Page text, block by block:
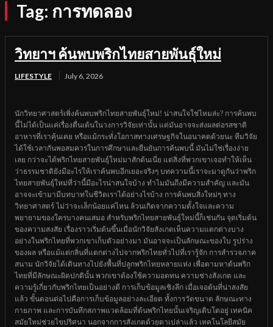
Tag: การทดลอง
วิทยาฯ ค้นพบพริกไทยสายพันธุ์ใหม่
LIFESTYLE July 6, 2026
นักวิทยาศาสตร์เพิ่งค้นพบพริกไทยสายพันธุ์ใหม่! น่าสนใจใช่ไหมล่ะ? การค้นพบ
นี้ไม่ได้เป็นแค่เรื่องตื่นเต้นในวงการวิจัยเท่านั้น แต่มันอาจจะส่งผลต่อรสชาติ
อาหารที่เราคุ้นเคย หรือแม้กระทั่งโอกาสทางเศรษฐกิจในอนาคตด้วยนะ ทีมวิจัย
ได้ใช้เวลากันพอสมควรในการศึกษาและยืนยันการค้นพบนี้ มันไม่ใช่เรื่องง่าย
เลย กว่าจะได้พริกไทยสายพันธุ์ใหม่มาสักต้นเนี่ย แต่สิ่งที่พวกเขาเจอทำให้เห็น
ว่าธรรมชาติยังมีอะไรให้เราค้นพบอีกเยอะจริงๆ บทความนี้เราจะมาดูกันว่าพริก
ไทยสายพันธุ์ใหม่ที่ว่านี้มีอะไรน่าสนใจบ้าง ทำไมมันถึงมีความสำคัญ และมัน
อาจจะเข้ามามีบทบาทในชีวิตเราได้อย่างไรบ้าง การค้นพบสิ่งใหม่ๆ ทาง
วิทยาศาสตร์ ไม่ว่าจะเล็กน้อยแค่ไหน ล้วนเกิดจากความตั้งใจและความ
พยายามของใครบางคนเสมอ สำหรับพริกไทยสายพันธุ์ใหม่นี้ก็เช่นกัน จุดเริ่มต้น
ของความสงสัย เรื่องราวเริ่มต้นขึ้นเมื่อนักวิจัยสังเกตเห็นความแตกต่างบาง
อย่างในพริกไทยที่พวกเขาเก็บตัวอย่างมา มันอาจจะเป็นลักษณะของใบ รูปร่าง
ของผล หรือแม้แต่กลิ่นที่แตกต่างไปจากพริกไทยทั่วไปที่เรารู้จัก การสำรวจภาค
สนาม นักวิจัยได้เดินทางไปยังพื้นที่ปลูกพริกไทยหลายแห่ง เพื่อตามหาต้นพริก
ไทยที่มีลักษณะผิดปกตินั้น พวกเขาต้องใช้ความอดทน ความช่างสังเกต และ
ความรู้เกี่ยวกับพริกไทยเป็นอย่างดี การเก็บข้อมูลเชิงลึก เมื่อเจอต้นที่น่าสงสัย
แล้ว ขั้นตอนต่อไปคือการเก็บข้อมูลอย่างละเอียด ทั้งการวัดขนาด ลักษณะทาง
กายภาพ และการบันทึกสภาพแวดล้อมที่ต้นพริกไทยนั้นเจริญเติบโตอยู่ เทคนิค
สมัยใหม่ช่วยไขปริศนา นอกจากการสังเกตด้วยตาเปล่าแล้ว เทคโนโลยีสมัย